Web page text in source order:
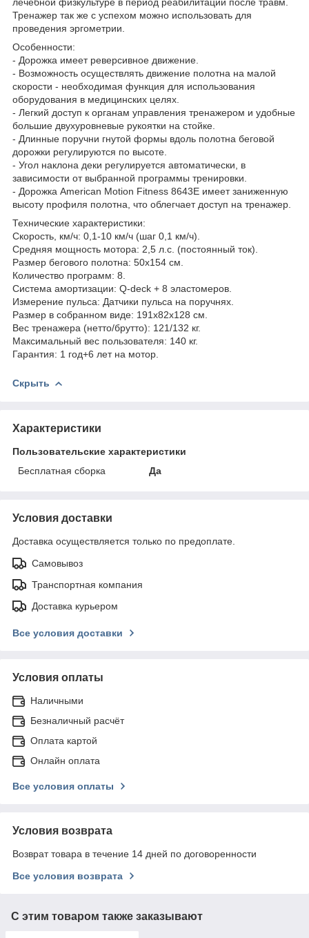
Тренажер так же с успехом можно использовать для
проведения эргометрии.
Особенности:
- Дорожка имеет реверсивное движение.
- Возможность осуществлять движение полотна на малой
скорости - необходимая функция для использования
оборудования в медицинских целях.
- Легкий доступ к органам управления тренажером и удобные
большие двухуровневые рукоятки на стойке.
- Длинные поручни гнутой формы вдоль полотна беговой
дорожки регулируются по высоте.
- Угол наклона деки регулируется автоматически, в
зависимости от выбранной программы тренировки.
- Дорожка American Motion Fitness 8643E имеет заниженную
высоту профиля полотна, что облегчает доступ на тренажер.
Технические характеристики:
Скорость, км/ч: 0,1-10 км/ч (шаг 0,1 км/ч).
Средняя мощность мотора: 2,5 л.с. (постоянный ток).
Размер бегового полотна: 50x154 см.
Количество программ: 8.
Система амортизации: Q-deck + 8 эластомеров.
Измерение пульса: Датчики пульса на поручнях.
Размер в собранном виде: 191x82x128 см.
Вес тренажера (нетто/брутто): 121/132 кг.
Максимальный вес пользователя: 140 кг.
Гарантия: 1 год+6 лет на мотор.
Скрыть
Характеристики
Пользовательские характеристики
Бесплатная сборка
Да
Условия доставки
Доставка осуществляется только по предоплате.
Самовывоз
Транспортная компания
Доставка курьером
Все условия доставки
Условия оплаты
Наличными
Безналичный расчёт
Оплата картой
Онлайн оплата
Все условия оплаты
Условия возврата
Возврат товара в течение 14 дней по договоренности
Все условия возврата
С этим товаром также заказывают